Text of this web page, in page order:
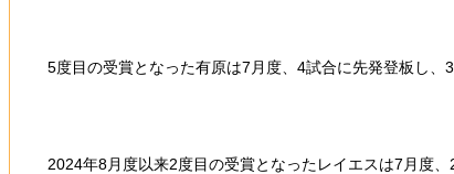
5度目の受賞となった有原は7月度、4試合に先発登板し、
2024年8月度以来2度目の受賞となったレイエスは7月度